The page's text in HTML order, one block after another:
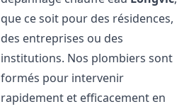
que ce soit pour des résidences,
des entreprises ou des
institutions. Nos plombiers sont
formés pour intervenir
rapidement et efficacement en